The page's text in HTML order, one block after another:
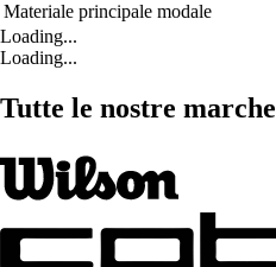
Materiale principale modale
Loading...
Loading...
Tutte le nostre marche